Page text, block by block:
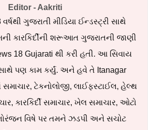
Editor - Aakriti
ગુજરાતી મીડિયા ઈન્ડસ્ટ્રી સાથે
કારકિર્દીની શરૂઆત ગુજરાતની જાણી
18 Gujarati થી કરી હતી. આ સિવાય
સાથે પણ કામ કર્યું. અને હવે તે Itanagar
સમાચાર, ટેકનોલોજી, લાઈફસ્ટાઈલ, હેલ્થ
કારકિર્દી સમાચાર, ખેલ સમાચાર, ઓટો
વિષે પર તમને ઝડપી અને સચોટ